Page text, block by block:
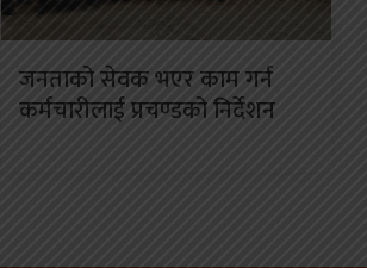
जनताको सेवक भएर काम गर्न
कर्मचारीलाई प्रचण्डको निर्देशन